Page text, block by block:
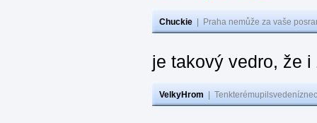
Chuckie Praha nemůže za vaše
je takový vedro, že
VelkyHrom